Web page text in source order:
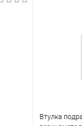
Втулка